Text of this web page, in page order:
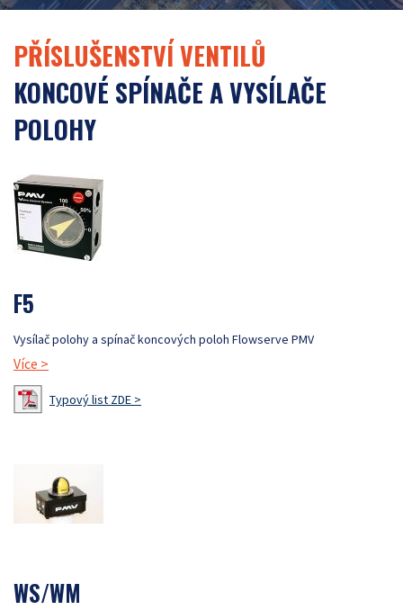
PŘÍSLUŠENSTVÍ VENTILŮ
KONCOVÉ SPÍNAČE A VYSÍLAČE
POLOHY
F5
Vysílač polohy a spínač koncových poloh Flowserve PMV
Více >
Typový list ZDE >
WS/WM